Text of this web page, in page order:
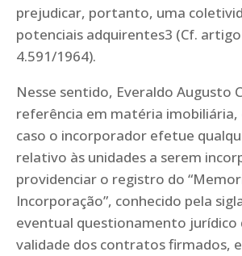
prejudicar, portanto, uma
potenciais adquirentes3 (Cf. artigo
4.591/1964).
Nesse sentido, Everaldo Augusto
referência em matéria imobiliária,
caso o incorporador efetue
relativo às unidades a serem
providenciar o registro do
Incorporação”, conhecido pela
eventual questionamento jurídico
validade dos contratos firmados,